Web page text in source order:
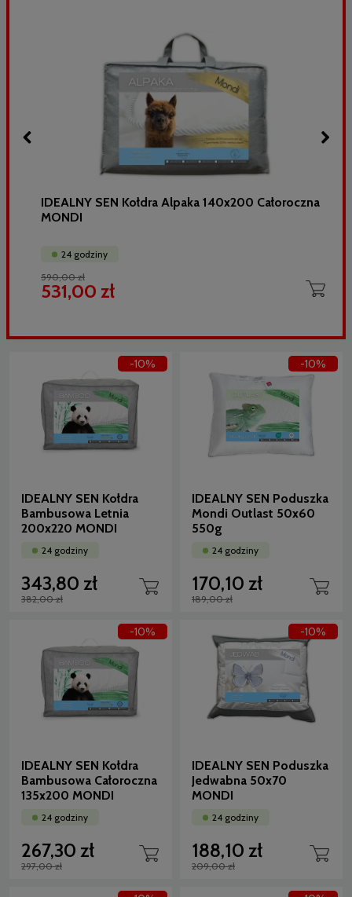
IDEALNY SEN Kołdra Alpaka 140x200 Całoroczna
MONDI
24 godziny
590,00 zł
531,00 zł
IDEALNY SEN Kołdra
Bambusowa Letnia
200x220 MONDI
24 godziny
343,80 zł
382,00 zł
-10%
IDEALNY SEN Poduszka
Mondi Outlast 50x60
550g
24 godziny
170,10 zł
189,00 zł
-10%
IDEALNY SEN Kołdra
Bambusowa Całoroczna
135x200 MONDI
24 godziny
267,30 zł
297,00 zł
-10%
IDEALNY SEN Poduszka
Jedwabna 50x70
MONDI
24 godziny
188,10 zł
209,00 zł
-10%